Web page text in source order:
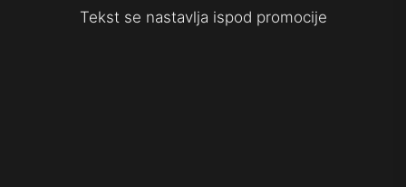
Tekst se nastavlja ispod promocije